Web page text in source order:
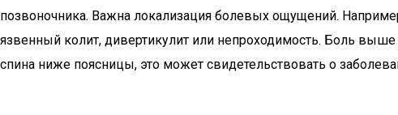
позвоночника. Важна локализация болевых ощущений.
язвенный колит, дивертикулит или непроходимость. Боль
спина ниже поясницы, это может свидетельствовать о